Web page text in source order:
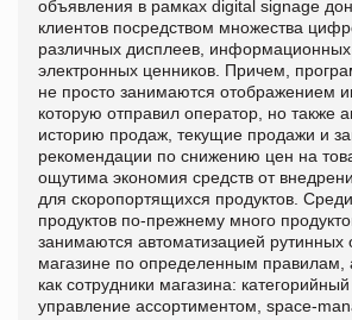
объявления в рамках digital signage
клиентов посредством множества
различных дисплеев, информационных
электронных ценников. Причем,
не просто занимаются отображением
которую отправил оператор, но также
историю продаж, текущие продажи и
рекомендации по снижению цен на
ощутима экономия средств от
для скоропортящихся продуктов.
продуктов по-прежнему много
занимаются автоматизацией рутинных
магазине по определенным правилам,
как сотрудники магазина:
управление ассортиментом, space-